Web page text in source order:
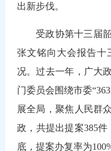
出新步伐。
受政协第十三届
张文铭向大会报告十
况。过去一年，广大
门委员会围绕市委
展全局，聚焦人民群
政，共提出提案385件
底，提案办复率为